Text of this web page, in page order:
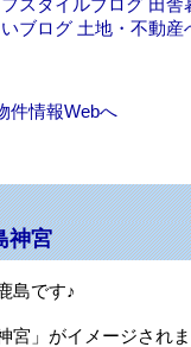
件情報Webへ
神宮
島です♪
宮」がイメージされ